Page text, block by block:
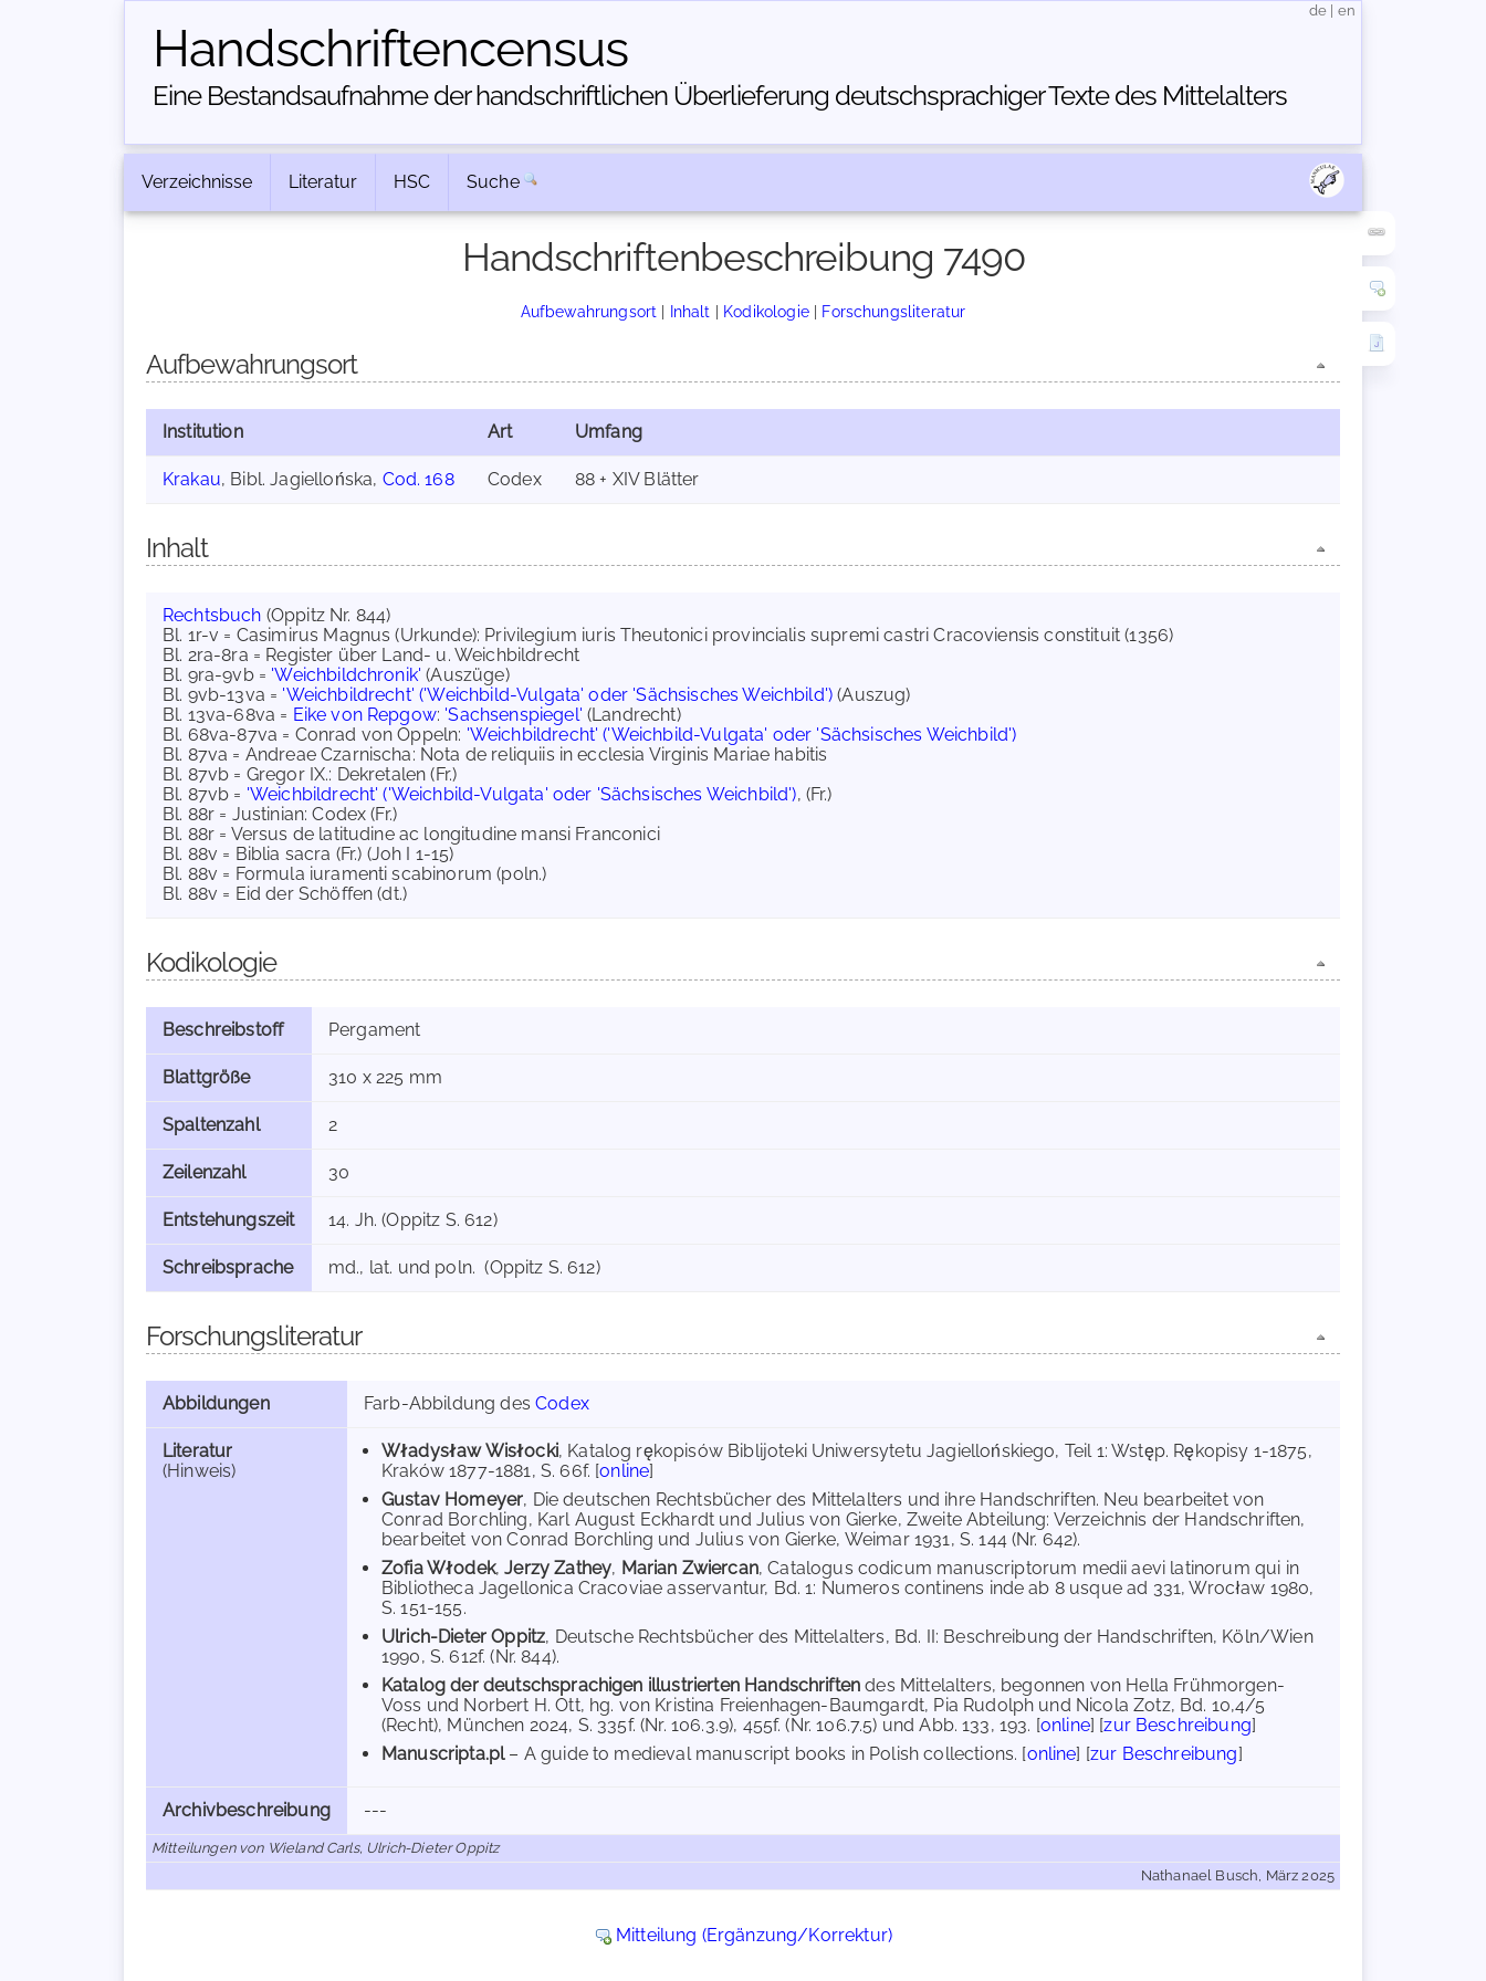
Handschriften­census
Eine Bestandsaufnahme der handschriftlichen Über­lieferung deutschsprachiger Texte des Mittelalters
de en
Verzeichnisse Literatur HSC Suche
Handschriftenbeschreibung 7490
Aufbewahrungsort | Inhalt | Kodikologie| Forschungsliteratur
Aufbewahrungsort
Institution Art Umfang
Krakau, Bibl. Jagiellońska, Cod. 168 Codex 88 + XIV Blätter
Inhalt
Rechtsbuch (Oppitz Nr. 844)
Bl. 1r-v = Casimirus Magnus (Urkunde): Privilegium iuris Theutonici provincialis supremi castri Cracoviensis constituit (1356)
Bl. 2ra-8ra = Register über Land- u. Weichbildrecht
Bl. 9ra-9vb = 'Weichbildchronik' (Auszüge)
Bl. 9vb-13va = 'Weichbildrecht' ('Weichbild-Vulgata' oder 'Sächsisches Weichbild') (Auszug)
Bl. 13va-68va = Eike von Repgow: 'Sachsenspiegel' (Landrecht)
Bl. 68va-87va = Conrad von Oppeln: 'Weichbildrecht' ('Weichbild-Vulgata' oder 'Sächsisches Weichbild')
Bl. 87va = Andreae Czarnischa: Nota de reliquiis in ecclesia Virginis Mariae habitis
Bl. 87vb = Gregor IX.: Dekretalen (Fr.)
Bl. 87vb = 'Weichbildrecht' ('Weichbild-Vulgata' oder 'Sächsisches Weichbild'), (Fr.)
Bl. 88r = Justinian: Codex (Fr.)
Bl. 88r = Versus de latitudine ac longitudine mansi Franconici
Bl. 88v = Biblia sacra (Fr.) (Joh I 1-15)
Bl. 88v = Formula iuramenti scabinorum (poln.)
Bl. 88v = Eid der Schöffen (dt.)
Kodikologie
Beschreibstoff Pergament
Blattgröße 310 x 225 mm
Spaltenzahl 2
Zeilenzahl 30
Entstehungszeit 14. Jh. (Oppitz S. 612)
Schreibsprache md., lat. und poln. (Oppitz S. 612)
Forschungsliteratur
Abbildungen Farb-Abbildung desCodex
Literatur
(Hinweis)
Władysław Wisłocki, Katalog rękopisów Biblijoteki Uniwersytetu Jagiellońskiego, Teil 1: Wstęp. Rękopisy 1-1875,
Kraków 1877-1881, S. 66f. [online]
Gustav Homeyer, Die deutschen Rechtsbücher des Mittelalters und ihre Handschriften. Neu bearbeitet von
Conrad Borchling, Karl August Eckhardt und Julius von Gierke, Zweite Abteilung: Verzeichnis der Handschriften,
bearbeitet von Conrad Borchling und Julius von Gierke, Weimar 1931, S. 144 (Nr. 642).
Zofia Włodek,Jerzy Zathey, Marian Zwiercan, Catalogus codicum manuscriptorum medii aevi latinorum qui in
Bibliotheca Jagellonica Cracoviae asservantur, Bd. 1: Numeros continens inde ab 8 usque ad 331, Wrocław 1980,
S. 151-155.
Ulrich-Dieter Oppitz, Deutsche Rechtsbücher des Mittelalters, Bd. II: Beschreibung der Handschriften, Köln/Wien
1990, S. 612f. (Nr. 844).
Katalog der deutschsprachigen illustrierten Handschriften des Mittelalters, begonnen von Hella Frühmorgen-
Voss und Norbert H. Ott, hg. von Kristina Freienhagen-Baumgardt, Pia Rudolph und Nicola Zotz, Bd. 10,4/5
(Recht), München 2024, S. 335f. (Nr. 106.3.9), 455f. (Nr. 106.7.5) und Abb. 133, 193. [online] [zur Beschreibung]
Manuscripta.pl – A guide to medieval manuscript books in Polish collections. [online] [zur Beschreibung]
Archivbeschreibung ---
Mitteilungen von Wieland Carls, Ulrich-Dieter Oppitz
Nathanael Busch, März 2025
Mitteilung (Ergänzung/Korrektur)